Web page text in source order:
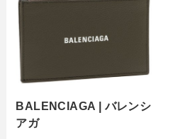
BALENCIAGA | バレンシ
アガ